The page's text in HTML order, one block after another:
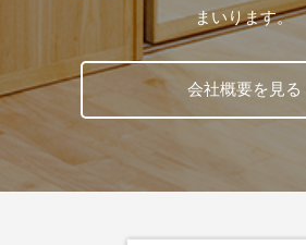
まいります。
会社概要を見る